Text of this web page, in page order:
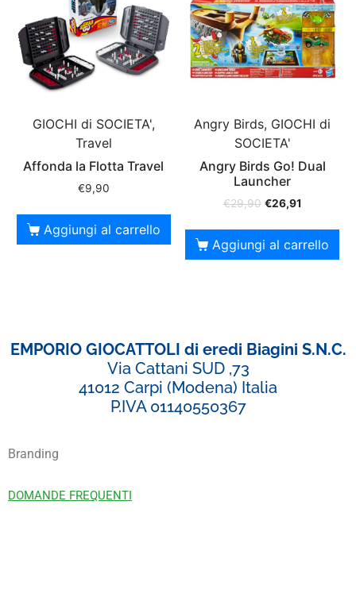
GIOCHI di SOCIETA',
Travel
Affonda la Flotta Travel
€9,90
Aggiungi al carrello
Angry Birds, GIOCHI di
SOCIETA'
Angry Birds Go! Dual
Launcher
€29,90 €26,91
Aggiungi al carrello
EMPORIO GIOCATTOLI di eredi Biagini S.N.C.
Via Cattani SUD ,73
41012 Carpi (Modena) Italia
P.IVA 01140550367
Branding
DOMANDE FREQUENTI